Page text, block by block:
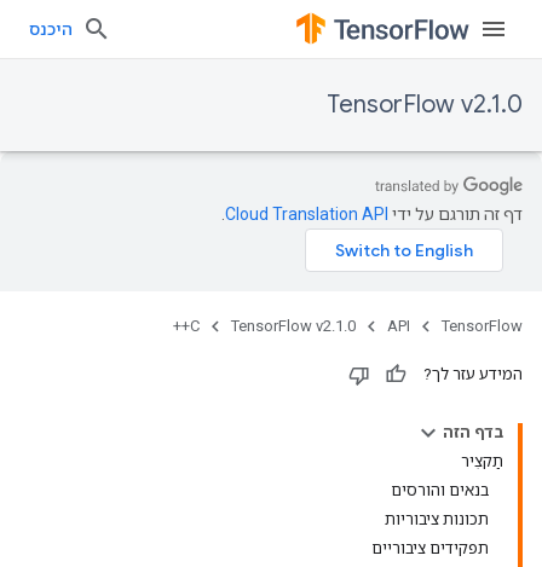
היכנס
TensorFlow v2.1.0
דף זה תורגם על ידי Cloud Translation API
TensorFlow
API
TensorFlow v2.1.0
C++
המידע עזר לך?
בדף הזה
תַקצִיר
בנאים והורסים
תכונות ציבוריות
תפקידים ציבוריים